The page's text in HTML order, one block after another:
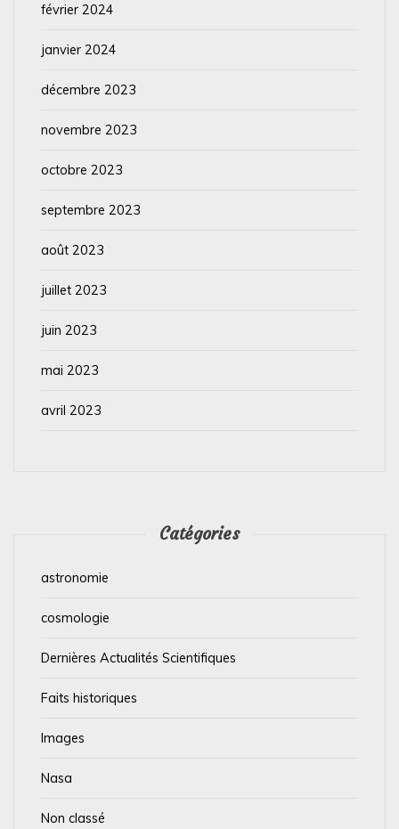
février 2024
janvier 2024
décembre 2023
novembre 2023
octobre 2023
septembre 2023
août 2023
juillet 2023
juin 2023
mai 2023
avril 2023
Catégories
astronomie
cosmologie
Dernières Actualités Scientifiques
Faits historiques
Images
Nasa
Non classé